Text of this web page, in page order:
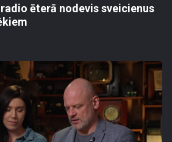
ēterā nodevis sveicienus